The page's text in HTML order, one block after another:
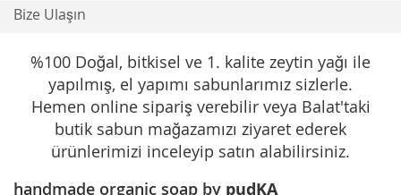
Bize Ulaşın
%100 Doğal, bitkisel ve 1. kalite zeytin yağı ile
yapılmış, el yapımı sabunlarımız sizlerle.
Hemen online sipariş verebilir veya Balat'taki
butik sabun mağazamızı ziyaret ederek
ürünlerimizi inceleyip satın alabilirsiniz.
handmade organic soap by pudKA